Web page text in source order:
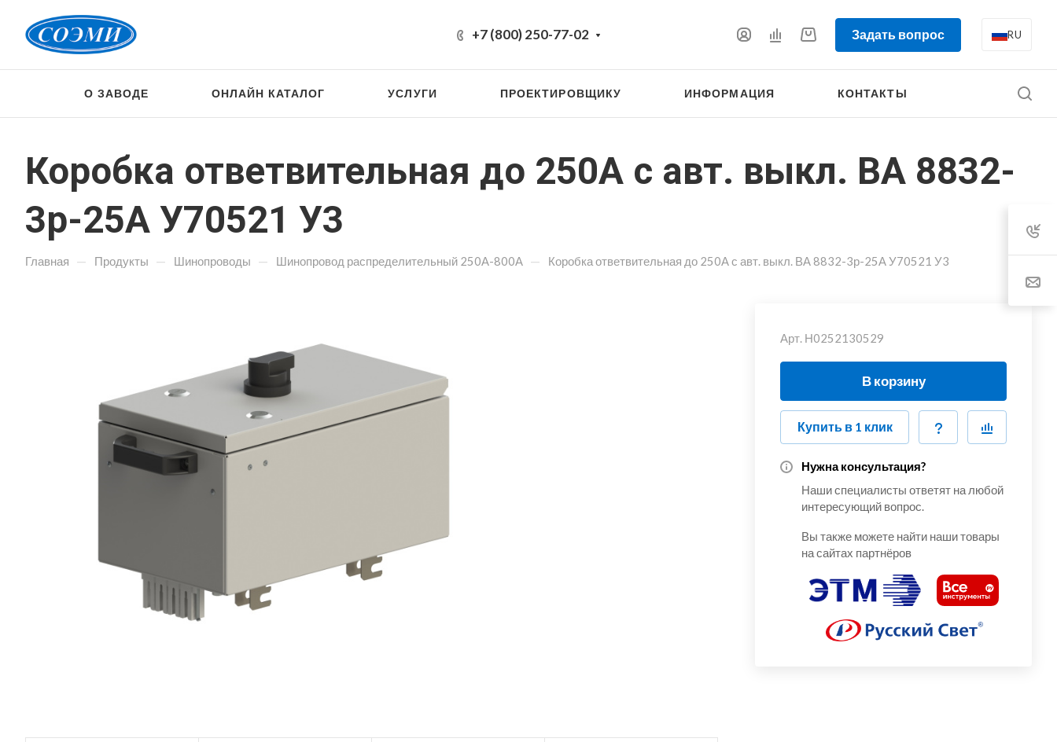
+7 (800) 250-77-02 Задать вопрос RU
О ЗАВОДЕ ОНЛАЙН КАТАЛОГ УСЛУГИ ПРОЕКТИРОВЩИКУ ИНФОРМАЦИЯ КОНТАКТЫ
Коробка ответвительная до 250А с авт. выкл. ВА 8832-
3р-25А У70521 У3
Главная — Продукты — Шинопроводы — Шинопровод распределительный 250А-800А — Коробка ответвительная до 250А с авт. выкл. ВА 8832-3р-25А У70521 У3
Арт. Н0252130529
В корзину
Купить в 1 клик
Нужна консультация?
Наши специалисты ответят на любой
интересующий вопрос.
Вы также можете найти наши товары
на сайтах партнёров